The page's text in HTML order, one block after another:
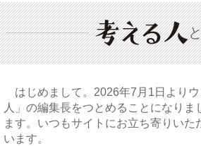
はじめまして。2026年7月1日より
人」の編集長をつとめることになりま
ます。いつもサイトにお立ち寄りいた
います。